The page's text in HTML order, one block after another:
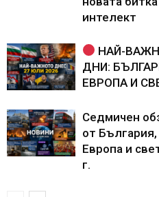
интелект
НАЙ-
ДНИ:
ЕВРОПА И
Седмичен
от
Европа и
г.